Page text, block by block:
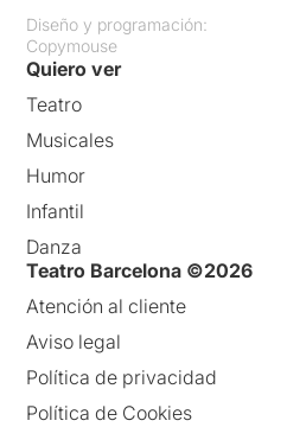
Diseño y programación:
Copymouse
Quiero ver
Teatro
Musicales
Humor
Infantil
Danza
Teatro Barcelona ©2026
Atención al cliente
Aviso legal
Política de privacidad
Política de Cookies